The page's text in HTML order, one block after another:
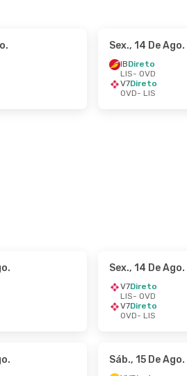
Sex., 14 De Ago.
IBDireto
LIS- OVD
V7Direto
OVD- LIS
Sex., 14 De Ago.
V7Direto
LIS- OVD
V7Direto
OVD- LIS
Sáb., 15 De Ago.